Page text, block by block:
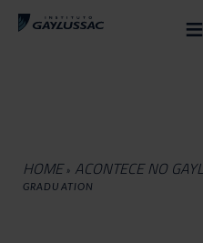
≡
HOME » ACONTECE NO
GRADUATION